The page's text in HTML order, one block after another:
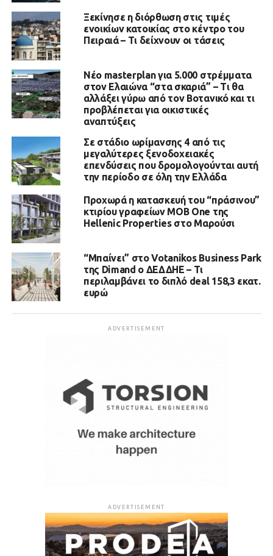
Ξεκίνησε η διόρθωση στις τιμές
ενοικίων κατοικίας στο κέντρο του
Πειραιά – Τι δείχνουν οι τάσεις
Νέο masterplan για 5.000 στρέμματα
στον Ελαιώνα “στα σκαριά” – Τι θα
αλλάξει γύρω από τον Βοτανικό και τι
προβλέπεται για οικιστικές
αναπτύξεις
Σε στάδιο ωρίμανσης 4 από τις
μεγαλύτερες ξενοδοχειακές
επενδύσεις που δρομολογούνται αυτή
την περίοδο σε όλη την Ελλάδα
Προχωρά η κατασκευή του “πράσινου”
κτιρίου γραφείων MOB One της
Hellenic Properties στο Μαρούσι
“Μπαίνει” στο Votanikos Business Park
της Dimand ο ΔΕΔΔΗΕ – Τι
περιλαμβάνει το διπλό deal 158,3 εκατ.
ευρώ
ADVERTISEMENT
ADVERTISEMENT